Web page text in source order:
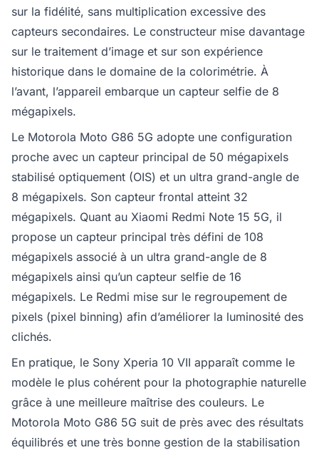
sur la fidélité, sans multiplication excessive des
capteurs secondaires. Le constructeur mise davantage
sur le traitement d’image et sur son expérience
historique dans le domaine de la colorimétrie. À
l’avant, l’appareil embarque un capteur selfie de 8
mégapixels.
Le Motorola Moto G86 5G adopte une configuration
proche avec un capteur principal de 50 mégapixels
stabilisé optiquement (OIS) et un ultra grand-angle de
8 mégapixels. Son capteur frontal atteint 32
mégapixels. Quant au Xiaomi Redmi Note 15 5G, il
propose un capteur principal très défini de 108
mégapixels associé à un ultra grand-angle de 8
mégapixels ainsi qu’un capteur selfie de 16
mégapixels. Le Redmi mise sur le regroupement de
pixels (pixel binning) afin d’améliorer la luminosité des
clichés.
En pratique, le Sony Xperia 10 VII apparaît comme le
modèle le plus cohérent pour la photographie naturelle
grâce à une meilleure maîtrise des couleurs. Le
Motorola Moto G86 5G suit de près avec des résultats
équilibrés et une très bonne gestion de la stabilisation